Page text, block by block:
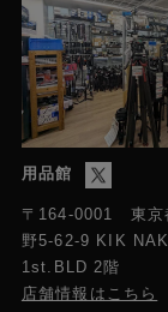
MIC端子
Φ3.5mm ステ
ヘッドホン端子
Φ3.5mm ステ
REMOTE A端子
Φ2.5mm ステ
用品館
〒164-0001 東京
野5-62-9 KIK
1st.BLD 2階
店舗情報はこちら